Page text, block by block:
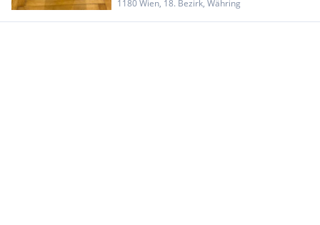
1180 Wien, 18. Bezirk, Währing